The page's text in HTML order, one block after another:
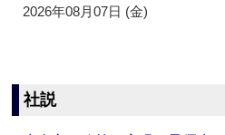
2026年08月07日 (金)
社説